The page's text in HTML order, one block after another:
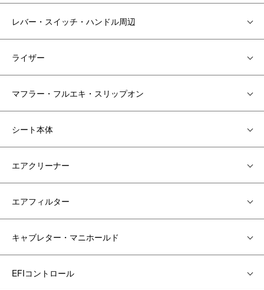
レバー・スイッチ・ハンドル周辺
ライザー
マフラー・フルエキ・スリップオン
シート本体
エアクリーナー
エアフィルター
キャブレター・マニホールド
EFIコントロール